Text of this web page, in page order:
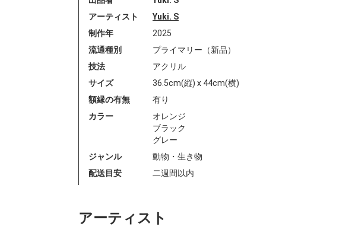
アーティスト
Yuki. S
制作年
2025
流通種別
プライマリー（新品）
技法
アクリル
サイズ
36.5cm(縦) x 44cm(横)
額縁の有無
有り
カラー
オレンジ
ブラック
グレー
ジャンル
動物・生き物
配送目安
二週間以内
アーティスト